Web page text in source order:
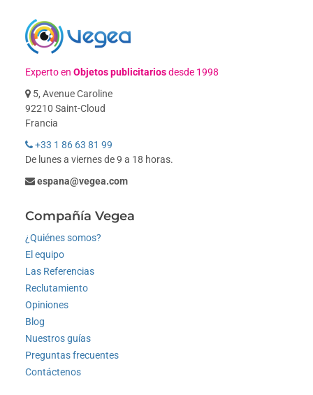
Experto enObjetos publicitariosdesde 1998
5, Avenue Caroline
92210 Saint-Cloud
Francia
+33 1 86 63 81 99
De lunes a viernes de 9 a 18 horas.
espana@vegea.com
Compañía Vegea
¿Quiénes somos?
El equipo
Las Referencias
Reclutamiento
Opiniones
Blog
Nuestros guías
Preguntas frecuentes
Contáctenos